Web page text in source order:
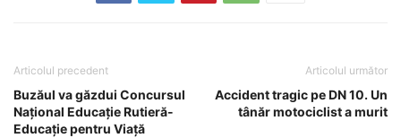
Articolul precedent
Buzăul va găzdui Concursul
Național Educație Rutieră-
Educație pentru Viață
Articolul următor
Accident tragic pe DN 10. Un
tânăr motociclist a murit